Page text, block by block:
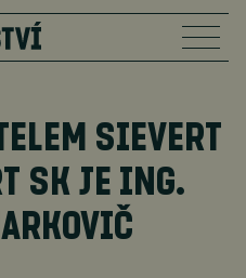
SIEVERT
SK JE ING.